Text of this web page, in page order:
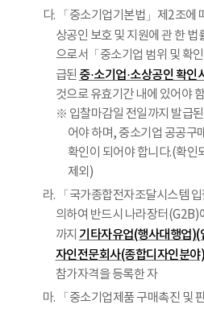
다. 「중소기업기본법」제2조에
상공인 보호 및 지원에 관 한
으로서「중소기업 범위 및 확
급된 중·소기업·소상공인 확인
것으로 유효기간 내에 있어야
※ 입찰마감일 전일까지 발급
어야 하며, 중소기업 공공
확인이 되어야 합니다.(확인
제외)
라. 「국가종합전자조달시스템
의하여 반드시 나라장터(G2B)
까지 기타자유업(행사대행업)(
자인전문회사(종합디자인분
참가자격을 등록한 자
마. 「중소기업제품 구매촉진 및